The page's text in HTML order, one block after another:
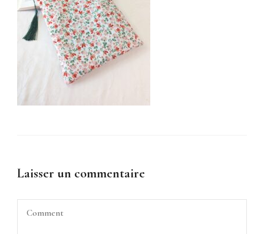
Laisser un commentaire